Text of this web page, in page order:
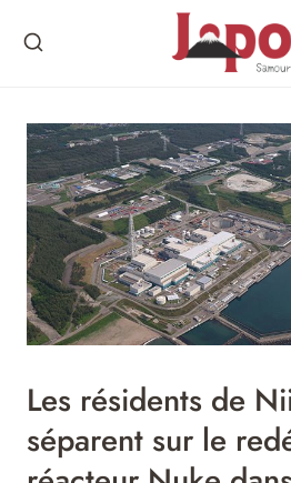
Les résidents de
séparent sur le